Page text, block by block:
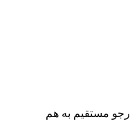
مستقیم به هم